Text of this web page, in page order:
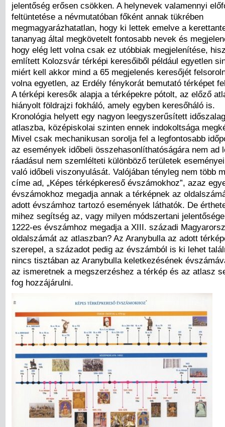
jelentőség erősen csökken. A helynevek valamennyi
feltüntetése a névmutatóban főként annak tükrében
megmagyarázhatatlan, hogy ki lettek emelve a
tananyag által megkövetelt fontosabb nevek és
hogy elég lett volna csak ez utóbbiak megjelenítése,
említett Kolozsvár térképi keresőiből például egyetlen
miért kell akkor mind a 65 megjelenés keresőjét
volna egyetlen, az Erdély fénykorát bemutató térképet
A térképi keresők alapja a térképekre pótolt, az előző
hiányolt földrajzi fokháló, amely egyben keresőháló is.
Kronológia helyett egy nagyon leegyszerűsített
atlaszba, középiskolai szinten ennek indokoltsága
Mivel csak mechanikusan sorolja fel a legfontosabb
az események időbeli összehasonlíthatóságára nem ad
ráadásul nem szemlélteti különböző területek
való időbeli viszonyulását. Valójában tényleg nem több
címe ad, „Képes térképkereső évszámokhoz”, azaz
évszámokhoz megadja annak a térképnek az
adott évszámhoz tartozó események láthatók. De
mihez segítség az, vagy milyen módszertani
1222-es évszámhoz megadja a XIII. századi
oldalszámát az atlaszban? Az Aranybulla az adott
szerepel, a századot pedig az évszámból is ki lehet
nincs tisztában az Aranybulla keletkezésének
az ismeretnek a megszerzéshez a térkép és az atlasz
fog hozzájárulni.